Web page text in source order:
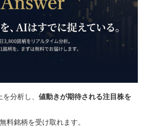
分析し、 値動きが期待される注目株を
料銘柄を受け取れます。